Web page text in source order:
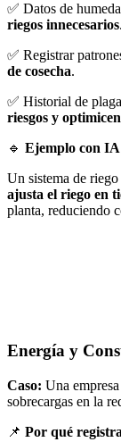
✅ Datos de
riegos innecesarios.
✅ Registrar
de cosecha.
✅ Historial de
riesgos y
🔹 Ejemplo con
Un sistema de
ajusta el riego en
planta, reduciendo
Energía y
Caso: Una
sobrecargas en la
📌 Por qué